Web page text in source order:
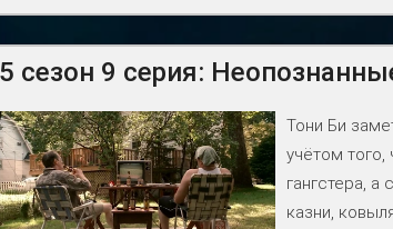
5 сезон 9 серия:
Тони Би
учётом того,
гангстера, а
казни,